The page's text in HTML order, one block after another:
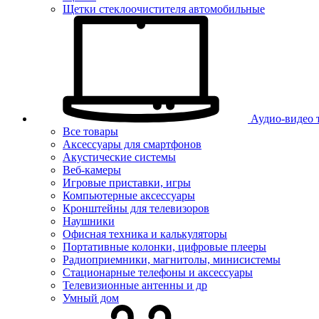
Щетки стеклоочистителя автомобильные
Аудио-видео
Все товары
Аксессуары для смартфонов
Акустические системы
Веб-камеры
Игровые приставки, игры
Компьютерные аксессуары
Кронштейны для телевизоров
Наушники
Офисная техника и калькуляторы
Портативные колонки, цифровые плееры
Радиоприемники, магнитолы, минисистемы
Стационарные телефоны и аксессуары
Телевизионные антенны и др
Умный дом